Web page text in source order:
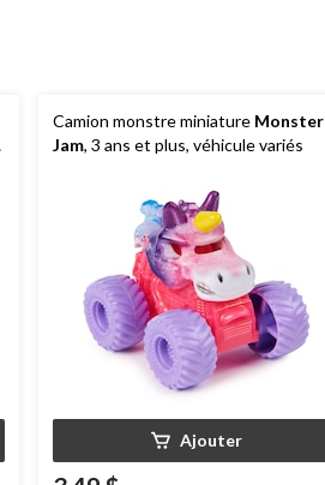
Camion monstre miniature Monster
Jam, 3 ans et plus, véhicule variés
Ajouter